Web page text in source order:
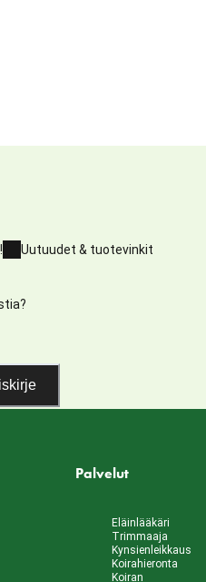
Uutuudet & tuotevinkit
Palvelut
Eläinlääkäri
Trimmaaja
Kynsienleikkaus
Koirahieronta
Koiran